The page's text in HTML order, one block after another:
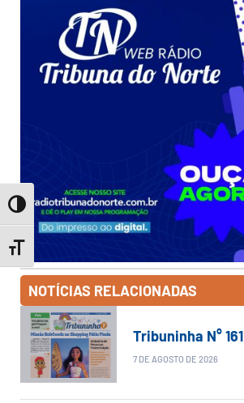
Toggle High Contrast
Toggle Font size
NOTÍCIAS RELACIONADAS
Tribuninha N° 161
7 DE AGOSTO DE 2026